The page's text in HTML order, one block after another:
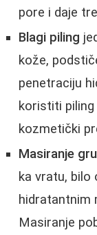
pore i daje
Blagi piling
kože,
penetraciju
koristiti
kozmetički
Masiranje
ka vratu, bilo
hidratantnim
Masiranje